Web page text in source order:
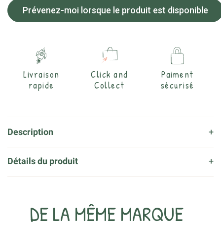
Prévenez-moi lorsque le produit est disponible
Livraison
rapide
Click and
Collect
Paiment
sécurisé
Description
Détails du produit
DE LA MÊME MARQUE